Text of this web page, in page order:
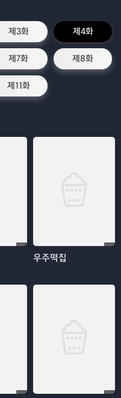
제3화 제4화
제7화 제8화
제11화
우주떡집